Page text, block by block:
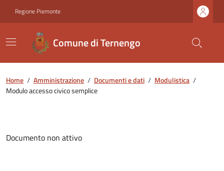
Regione Piemonte
Comune di Ternengo
Home / Amministrazione / Documenti e dati / Modulistica /
Modulo accesso civico semplice
Documento non attivo